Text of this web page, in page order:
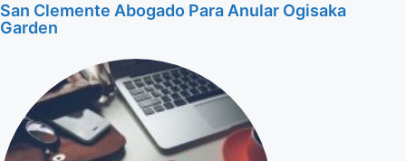
San Clemente Abogado Para Anular Ogisaka
Garden